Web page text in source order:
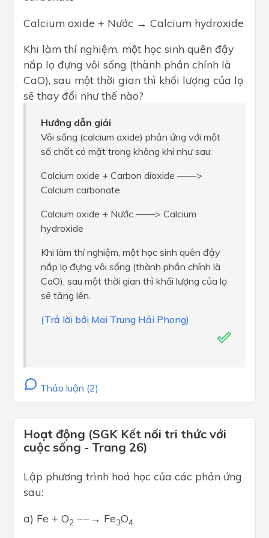
Calcium oxide + Nước → Calcium hydroxide
Khi làm thí nghiệm, một học sinh quên đậy
nắp lọ đựng vôi sống (thành phần chính là
CaO), sau một thời gian thì khối lượng của lọ
sẽ thay đổi như thế nào?
Hướng dẫn giải
Vôi sống (calcium oxide) phản ứng với một
số chất có mặt trong không khí như sau:
Calcium oxide + Carbon dioxide ——>
Calcium carbonate
Calcium oxide + Nước ——> Calcium
hydroxide
Khi làm thí nghiệm, một học sinh quên đậy
nắp lọ đựng vôi sống (thành phần chính là
CaO), sau một thời gian thì khối lượng của lọ
sẽ tăng lên.
(Trả lời bởi Mai Trung Hải Phong)
Thảo luận (2)
Hoạt động (SGK Kết nối tri thức với
cuộc sống - Trang 26)
Lập phương trình hoá học của các phản ứng
sau:
a) Fe + O2 −−→ Fe3O4